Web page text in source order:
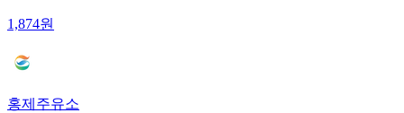
1,874원
홍제주유소